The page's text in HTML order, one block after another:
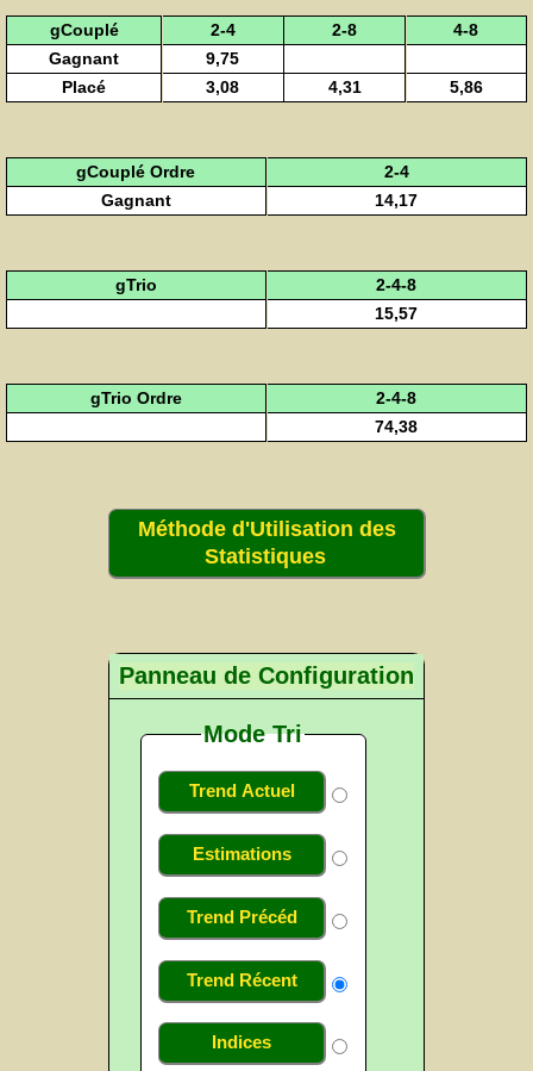
gCouplé 2-4 2-8
4-8
Gagnant
9,75
Placé
3,08 4,31 5,86
gCouplé Ordre
2-4
Gagnant
14,17
gTrio
2-4-8
15,57
gTrio Ordre
2-4-8
74,38
Méthode d'Utilisation des
Statistiques
Panneau de Configuration
Mode Tri
Trend Actuel
Estimations
Trend Précéd
Trend Récent
Indices